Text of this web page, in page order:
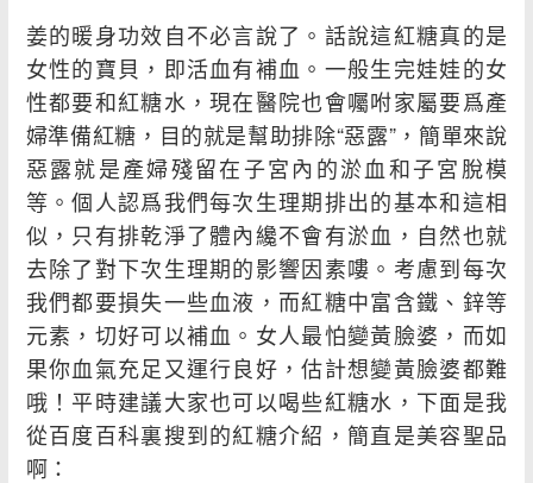
姜的暖身功效自不必言說了。話說這紅糖真的是
女性的寶貝，即活血有補血。一般生完娃娃的女
性都要和紅糖水，現在醫院也會囑咐家屬要爲產
婦準備紅糖，目的就是幫助排除“惡露”，簡單來說
惡露就是產婦殘留在子宮內的淤血和子宮脫模
等。個人認爲我們每次生理期排出的基本和這相
似，只有排乾淨了體內纔不會有淤血，自然也就
去除了對下次生理期的影響因素嘍。考慮到每次
我們都要損失一些血液，而紅糖中富含鐵、鋅等
元素，切好可以補血。女人最怕變黃臉婆，而如
果你血氣充足又運行良好，估計想變黃臉婆都難
哦！平時建議大家也可以喝些紅糖水，下面是我
從百度百科裏搜到的紅糖介紹，簡直是美容聖品
啊：